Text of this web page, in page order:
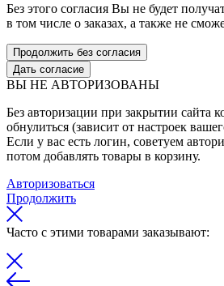
Без этого согласия Вы не будет
в том числе о заказах, а также не
Продолжить без согласия
Дать согласие
ВЫ НЕ АВТОРИЗОВАНЫ
Без авторизации при закрытии сайта
обнулиться (зависит от настроек
Если у вас есть логин, советуем
потом добавлять товары в корзину.
Авторизоваться
Продолжить
Часто с этими товарами заказывают: